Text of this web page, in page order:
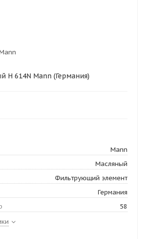
H 614N Mann (Германия)
Mann
Масляный
Фильтрующий элемент
Германия
58